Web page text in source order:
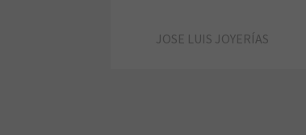
JOSE LUIS JOYERÍAS